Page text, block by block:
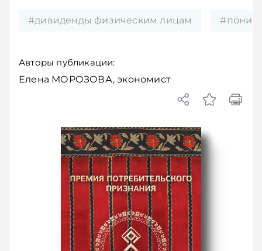
#дивиденды физическим лицам
Авторы публикации:
Елена МОРОЗОВА, экономист